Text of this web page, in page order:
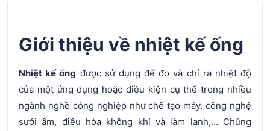
Giới thiệu về nhiệt kế ống
Nhiệt kế ống được sử dụng để đo và chỉ ra nhiệt độ
của một ứng dụng hoặc điều kiện cụ thể trong nhiều
ngành nghề công nghiệp như chế tạo máy, công nghệ
sưởi ấm, điều hòa không khí và làm lạnh,… Chúng